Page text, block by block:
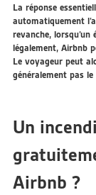
La réponse
automatiquement
revanche, lorsqu’un
légalement, Airbnb
Le voyageur peut
généralement pas
Un
Airbnb ?